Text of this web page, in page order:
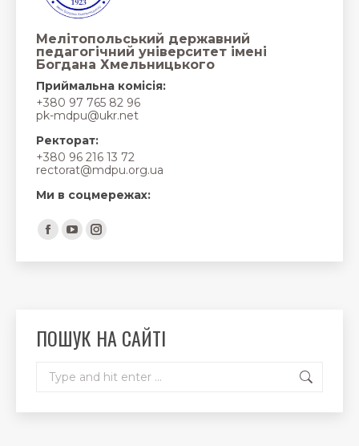
Мелітопольський державний
педагогічний університет імені
Богдана Хмельницького
Приймальна комісія:
+380 97 765 82 96
pk-mdpu@ukr.net
Ректорат:
+380 96 216 13 72
rectorat@mdpu.org.ua
Ми в соцмережах:
Find us on:
Facebook
page
window
YouTube
page
window
Instagram
page
window
ПОШУК НА САЙТІ